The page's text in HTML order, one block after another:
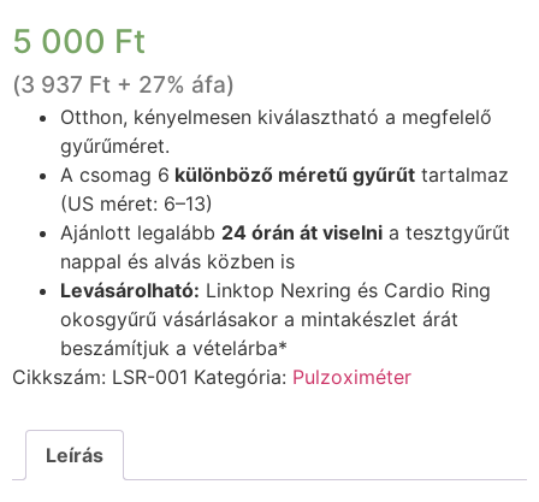
5 000 Ft
(3 937 Ft + 27% áfa)
Otthon, kényelmesen kiválasztható a megfelelő
gyűrűméret.
A csomag 6 különböző méretű gyűrűt tartalmaz
(US méret: 6–13)
Ajánlott legalább 24 órán át viselni a tesztgyűrűt
nappal és alvás közben is
Levásárolható: Linktop Nexring és Cardio Ring
okosgyűrű vásárlásakor a mintakészlet árát
beszámítjuk a vételárba*
Cikkszám: LSR-001 Kategória: Pulzoximéter
Leírás